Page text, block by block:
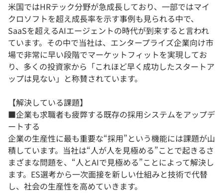
米国ではHRテック分野が急成長しており、一部ではマイ
クロソフトを超え成長率を示す事例も見られる中で、
SaaSを超えるAIエージェントの時代が到来すると言われ
ています。その中で当社は、エンタープライズ企業向け市
場で非常に早い段階でマーケットフィットを実現してお
り、多くの投資家から「これほど早く成功したスタートア
ップは見ない」と称賛されています。
【解決している課題】
■企業も求職者も疲弊する既存の採用システムをアップデ
ートする
企業の生産性に最も重要な“採用”という機能には課題が山
積しています。当社は“人が人を見極める”ことで起きるさ
まざまな問題を、“人とAIで見極める”ことによって解決し
ます。ES選考から一次面接を新しい仕組みと技術で代替
し、社会の生産性を高めていきます。